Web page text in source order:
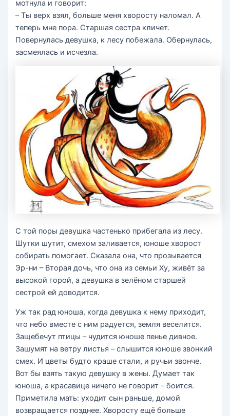
мотнула и говорит:
– Ты верх взял, больше меня хворосту наломал. А
теперь мне пора. Старшая сестра кличет.
Повернулась девушка, к лесу побежала. Обернулась,
засмеялась и исчезла.
С той поры девушка частенько прибегала из лесу.
Шутки шутит, смехом заливается, юноше хворост
собирать помогает. Сказала она, что прозывается
Эр-ни – Вторая дочь, что она из семьи Ху, живёт за
высокой горой, а девушка в зелёном старшей
сестрой ей доводится.
Уж так рад юноша, когда девушка к нему приходит,
что небо вместе с ним радуется, земля веселится.
Защебечут птицы – чудится юноше пенье дивное.
Зашумят на ветру листья – слышится юноше звонкий
смех. И цветы будто краше стали, и ручьи звонче.
Вот бы взять такую девушку в жены. Думает так
юноша, а красавице ничего не говорит – боится.
Приметила мать: уходит сын раньше, домой
возвращается позднее. Хворосту ещё больше